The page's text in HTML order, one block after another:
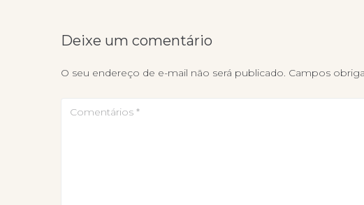
Deixe um comentário
O seu endereço de e-mail não será publicado. Campos